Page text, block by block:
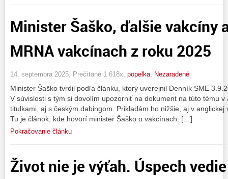
Minister Šaško, ďalšie vakcíny
MRNA vakcínach z roku 2025
14. septembra 2025, Prečítané 1 618x, popelka Nezaradené
Minister Šaško tvrdil podľa článku, ktorý uverejnil Denník SME
V súvislosti s tým si dovolím upozorniť na dokument na túto tému v
titulkami, aj s českým dabingom. Prikladám ho nižšie, aj v
Tu je článok, kde hovorí minister Šaško o vakcínach. […]
Pokračovanie článku
Život nie je výťah. Úspech